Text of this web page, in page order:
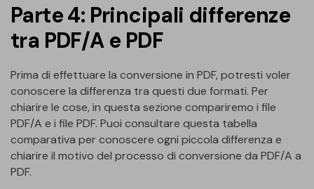
Parte 4: Principali differenze
tra PDF/A e PDF
Prima di effettuare la conversione in PDF, potresti voler
conoscere la differenza tra questi due formati. Per
chiarire le cose, in questa sezione compariremo i file
PDF/A e i file PDF. Puoi consultare questa tabella
comparativa per conoscere ogni piccola differenza e
chiarire il motivo del processo di conversione da PDF/A a
PDF.